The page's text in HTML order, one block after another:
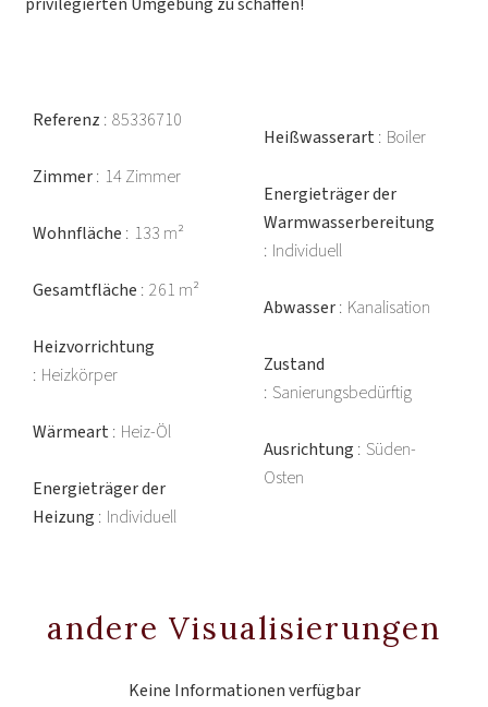
Referenz 85336710
Zimmer 14 Zimmer
Wohnfläche 133 m²
Gesamtfläche 261 m²
Heizvorrichtung
Heizkörper
Wärmeart Heiz-Öl
Energieträger der
Heizung Individuell
Heißwasserart Boiler
Energieträger der
Warmwasserbereitung
Individuell
Abwasser Kanalisation
Zustand
Sanierungsbedürftig
Ausrichtung Süden-
Osten
andere Visualisierungen
Keine Informationen verfügbar